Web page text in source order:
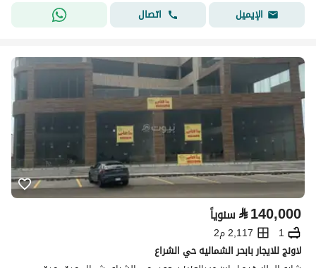
الإيميل
اتصال
⃁140,000 سنوياً
1
2,117 م2
لاونج للايجار بابحر الشماليه حي الشراع